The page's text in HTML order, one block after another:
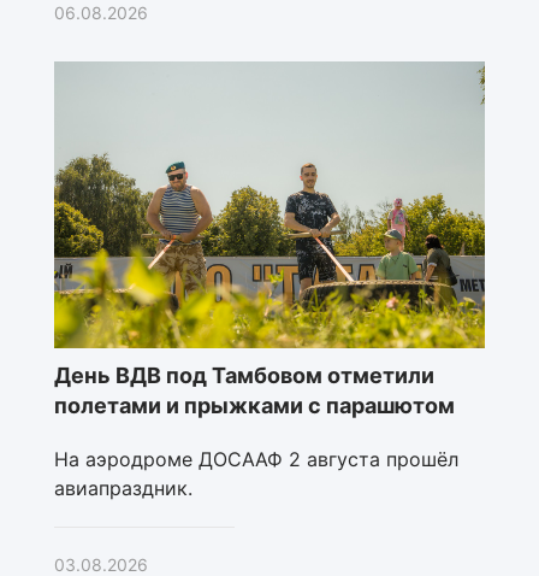
06.08.2026
День ВДВ под Тамбовом отметили
полетами и прыжками с парашютом
На аэродроме ДОСААФ 2 августа прошёл
авиапраздник.
03.08.2026